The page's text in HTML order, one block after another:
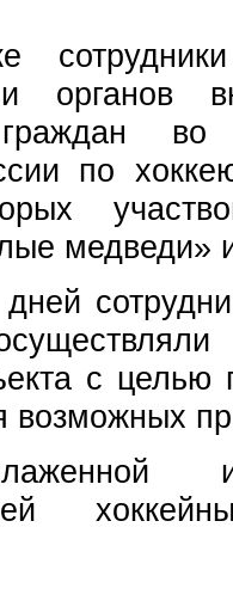
органов
граждан
по
медведи»
с
возможных